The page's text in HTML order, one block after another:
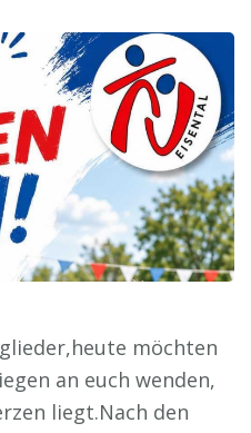
möchten
an euch wenden,
liegt.Nach den